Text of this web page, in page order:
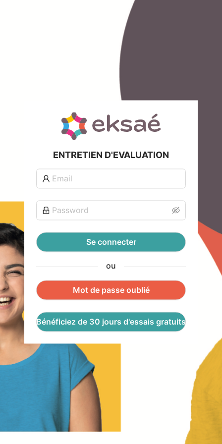
ENTRETIEN D'EVALUATION
Se connecter
ou
Mot de passe oublié
Bénéficiez de 30 jours d'essais gratuits